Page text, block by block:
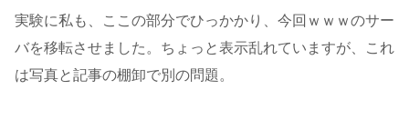
実験に私も、ここの部分でひっかかり、今回ｗｗｗのサー
バを移転させました。ちょっと表示乱れていますが、これ
は写真と記事の棚卸で別の問題。